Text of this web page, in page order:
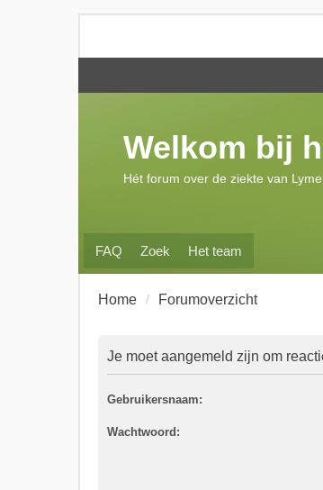
FAQ Zoek Het team
Welkom bij
Hét forum over de ziekte van
Home Forumoverzicht
Je moet aangemeld zijn om
Gebruikersnaam:
Wachtwoord: